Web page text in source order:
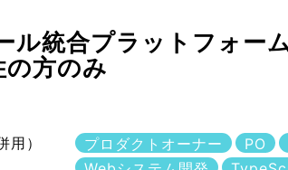
ル統合プラットフォー
方のみ
用） プロダクトオーナー PO